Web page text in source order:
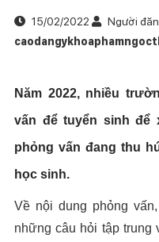
15/02/2022
Người
Năm 2022, nhiều
vấn để tuyển sinh để
phỏng vấn đang thu
học sinh.
Về nội dung phỏng
những câu hỏi tập trung